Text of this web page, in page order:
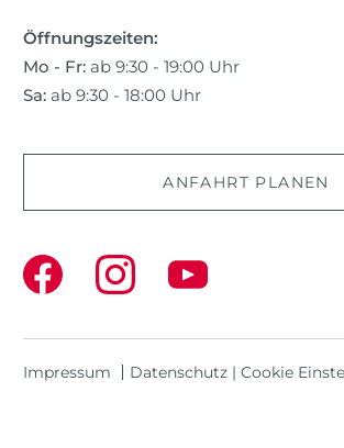
Öffnungszeiten:
Mo - Fr: ab 9:30 - 19:00 Uhr
Sa: ab 9:30 - 18:00 Uhr
ANFAHRT PLANEN
Impressum Datenschutz | Cookie